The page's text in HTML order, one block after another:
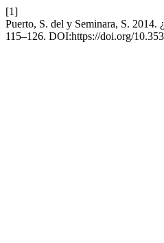
[1]
Puerto, S. del y Seminara, S. 2014.
115–126. DOI:https://doi.org/